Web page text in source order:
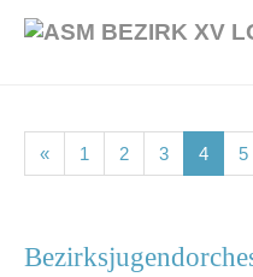
« 1 (current)
2(current)
3(current)
4 5